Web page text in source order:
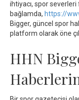
ihtiyacı, spor severleri
bağlamda, https://
Bigger, güncel spor
platform olarak öne
HHN